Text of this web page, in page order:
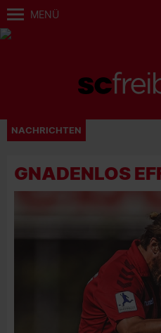
MENÜ
NACHRICHTEN
GNADENLOS